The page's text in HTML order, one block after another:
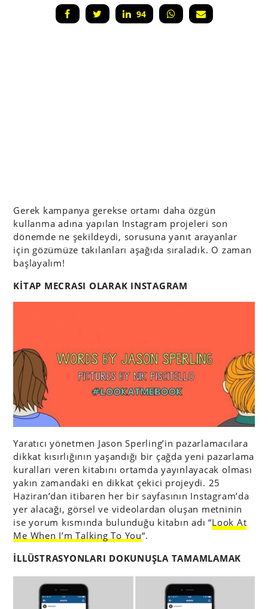
94
Gerek kampanya gerekse ortamı daha özgün
kullanma adına yapılan Instagram projeleri son
dönemde ne şekildeydi, sorusuna yanıt arayanlar
için gözümüze takılanları aşağıda sıraladık. O zaman
başlayalım!
KİTAP MECRASI OLARAK INSTAGRAM
Yaratıcı yönetmen Jason Sperling’in pazarlamacılara
dikkat kısırlığının yaşandığı bir çağda yeni pazarlama
kuralları veren kitabını ortamda yayınlayacak olması
yakın zamandaki en dikkat çekici projeydi. 25
Haziran’dan itibaren her bir sayfasının Instagram’da
yer alacağı, görsel ve videolardan oluşan metninin
ise yorum kısmında bulunduğu kitabın adı “Look At
Me When I’m Talking To You“.
İLLÜSTRASYONLARI DOKUNUŞLA TAMAMLAMAK